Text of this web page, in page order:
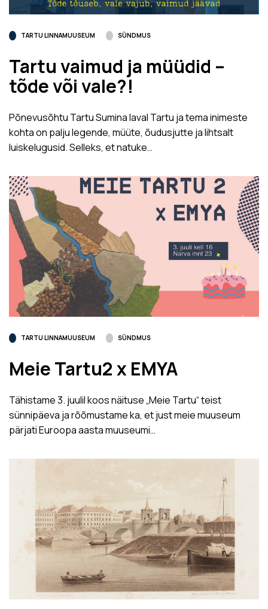
TARTU LINNAMUUSEUM SÜNDMUS
Tartu vaimud ja müüdid –
tõde või vale?!
Põnevusõhtu Tartu Sumina laval Tartu ja tema inimeste
kohta on palju legende, müüte, õudusjutte ja lihtsalt
luiskelugusid. Selleks, et natuke…
TARTU LINNAMUUSEUM SÜNDMUS
Meie Tartu2 x EMYA
Tähistame 3. juulil koos näituse „Meie Tartu“ teist
sünnipäeva ja rõõmustame ka, et just meie muuseum
pärjati Euroopa aasta muuseumi…